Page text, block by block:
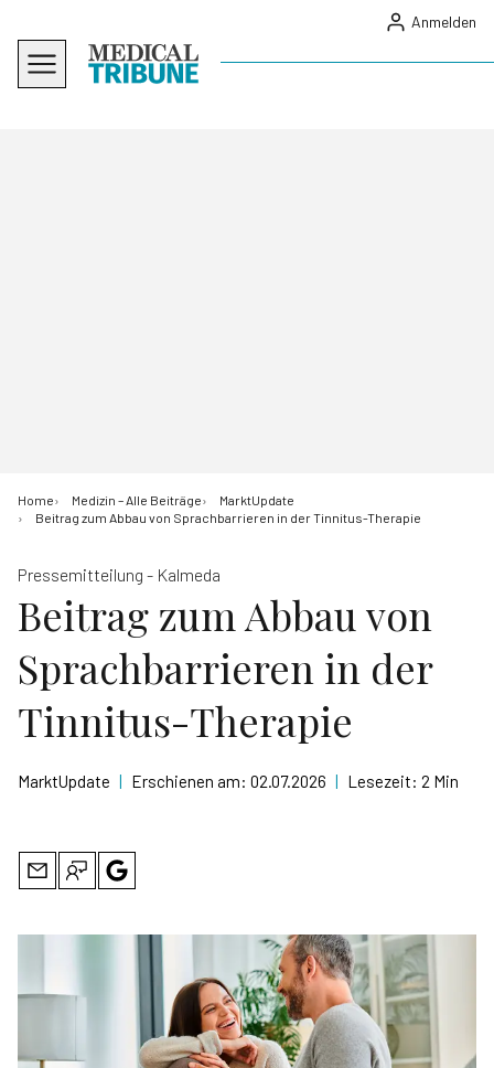
Anmelden
Home Medizin – Alle Beiträge
MarktUpdate
Beitrag zum Abbau von Sprachbarrieren in der Tinnitus-Therapie
Pressemitteilung - Kalmeda
Beitrag zum Abbau von
Sprachbarrieren in der
Tinnitus-Therapie
MarktUpdate | Erschienen am: 02.07.2026 | Lesezeit: 2 Min